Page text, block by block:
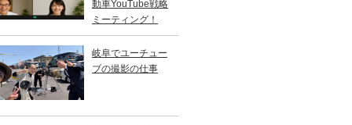
動車YouTube戦略
ミーティング！
岐阜でユーチュー
ブの撮影の仕事